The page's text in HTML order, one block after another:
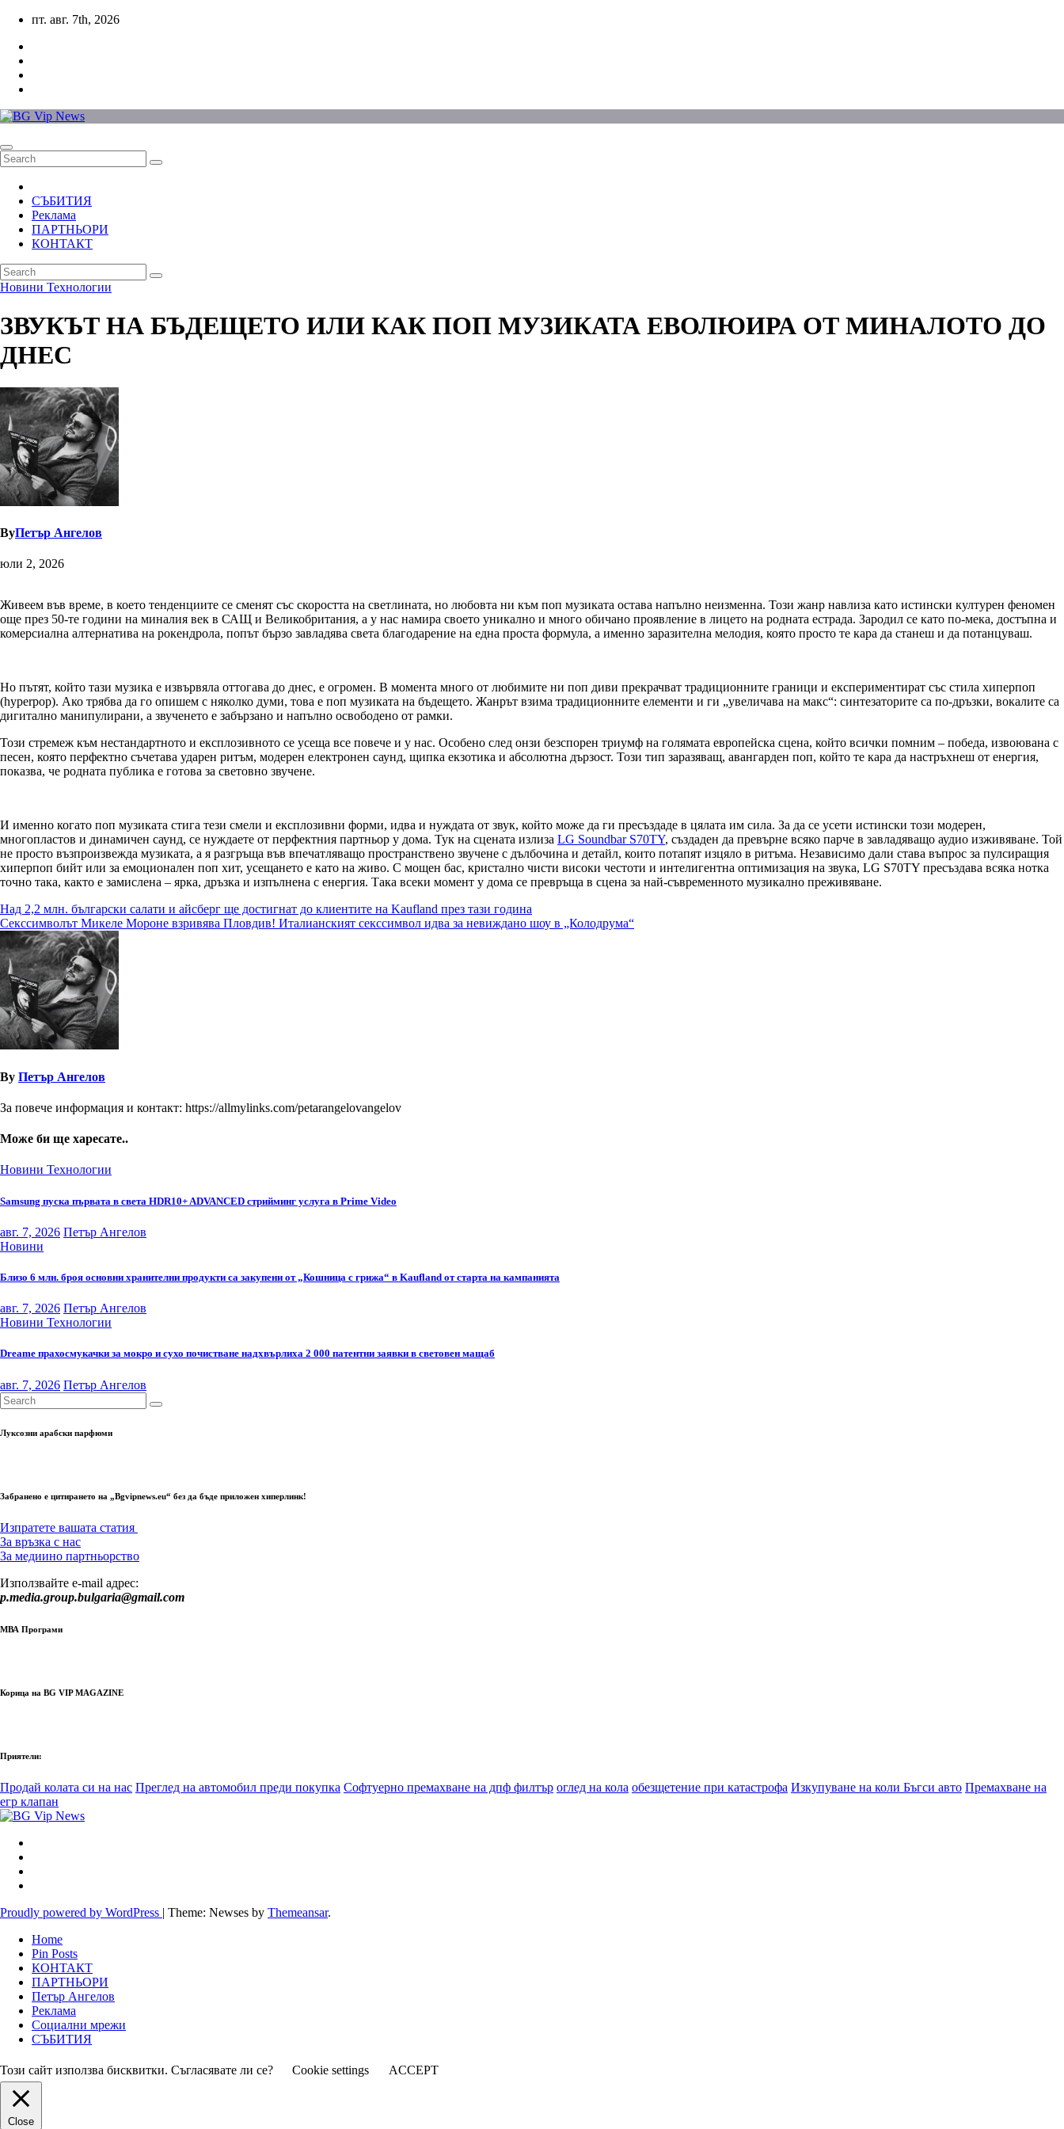
Skip
content
пт. авг. 7th, 2026
СЪБИТИЯ
Реклама
ПАРТНЬОРИ
КОНТАКТ
Новини Технологии
ЗВУКЪТ НА БЪДЕЩЕТО ИЛИ КАК ПОП МУЗИКАТА ЕВОЛЮИРА ОТ МИНАЛОТО ДО
ДНЕС
ByПетър Ангелов
юли 2, 2026
Живеем във време, в което тенденциите се сменят със скоростта на светлината, но любовта ни към поп музиката остава напълно неизменна. Този жанр навлиза като истински културен феномен
още през 50-те години на миналия век в САЩ и Великобритания, а у нас намира своето уникално и много обичано проявление в лицето на родната естрада. Зародил се като по-мека, достъпна и
комерсиална алтернатива на рокендрола, попът бързо завладява света благодарение на една проста формула, а именно заразителна мелодия, която просто те кара да станеш и да потанцуваш.
Но пътят, който тази музика е извървяла оттогава до днес, е огромен. В момента много от любимите ни поп диви прекрачват традиционните граници и експериментират със стила хиперпоп
(hyperpop). Ако трябва да го опишем с няколко думи, това е поп музиката на бъдещето. Жанрът взима традиционните елементи и ги „увеличава на макс“: синтезаторите са по-дръзки, вокалите са
дигитално манипулирани, а звученето е забързано и напълно освободено от рамки.
Този стремеж към нестандартното и експлозивното се усеща все повече и у нас. Особено след онзи безспорен триумф на голямата европейска сцена, който всички помним – победа, извоювана с
песен, която перфектно съчетава ударен ритъм, модерен електронен саунд, щипка екзотика и абсолютна дързост. Този тип заразяващ, авангарден поп, който те кара да настръхнеш от енергия,
показва, че родната публика е готова за световно звучене.
И именно когато поп музиката стига тези смели и експлозивни форми, идва и нуждата от звук, който може да ги пресъздаде в цялата им сила. За да се усети истински този модерен,
многопластов и динамичен саунд, се нуждаете от перфектния партньор у дома. Тук на сцената излиза LG Soundbar S70TY, създаден да превърне всяко парче в завладяващо аудио изживяване. Той
не просто възпроизвежда музиката, а я разгръща във впечатляващо пространствено звучене с дълбочина и детайл, които потапят изцяло в ритъма. Независимо дали става въпрос за пулсиращия
хиперпоп бийт или за емоционален поп хит, усещането е като на живо. С мощен бас, кристално чисти високи честоти и интелигентна оптимизация на звука, LG S70TY пресъздава всяка нотка
точно така, както е замислена – ярка, дръзка и изпълнена с енергия. Така всеки момент у дома се превръща в сцена за най-съвременното музикално преживяване.
Навигация
Над 2,2 млн. български салати и айсберг ще достигнат до клиентите на Kaufland през тази година
Секссимволът Микеле Мороне взривява Пловдив! Италианският секссимвол идва за невиждано шоу в „Колодрума“
By Петър Ангелов
За повече информация и контакт: https://allmylinks.com/petarangelovangelov
Може би ще харесате..
Новини Технологии
Samsung пуска първата в света HDR10+ ADVANCED стрийминг услуга в Prime Video
авг. 7, 2026 Петър Ангелов
Новини
Близо 6 млн. броя основни хранителни продукти са закупени от „Кошница с грижа“ в Kaufland от старта на кампанията
авг. 7, 2026 Петър Ангелов
Новини Технологии
Dreame прахосмукачки за мокро и сухо почистване надхвърлиха 2 000 патентни заявки в световен мащаб
авг. 7, 2026 Петър Ангелов
Луксозни арабски парфюми
Забранено е цитирането на „Bgvipnews.eu“ без да бъде приложен хиперлинк!
Изпратете вашата статия
За връзка с нас
За медиино партньорство
Използвайте e-mail адрес:
p.media.group.bulgaria@gmail.com
МВА Програми
Корица на BG VIP MAGAZINE
Приятели:
Продай колата си на нас Преглед на автомобил преди покупка Софтуерно премахване на дпф филтър оглед на кола обезщетение при катастрофа Изкупуване на коли Бъгси авто Премахване на
егр клапан
Proudly powered by WordPress | Theme: Newses by Themeansar.
Home
Pin Posts
КОНТАКТ
ПАРТНЬОРИ
Петър Ангелов
Реклама
Социални мрежи
СЪБИТИЯ
Този сайт използва бисквитки. Съгласявате ли се? Cookie settings ACCEPT
Close